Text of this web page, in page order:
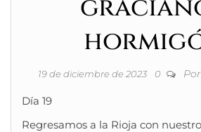
19 de diciembre de 2023 0 Por
Día 19
Regresamos a la Rioja con